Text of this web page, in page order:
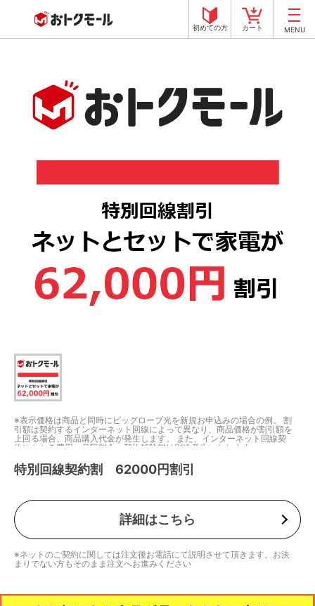
MENU
初めての方 カート
特別回線契約割 62000円割引
※表示価格は商品と同時にビッグローブ光を新規お申込みの場合の例。 割
引額は契約するインターネット回線によって異なり、商品価格が割引額を
上回る場合、商品購入代金が発生します。 また、インターネット回線契
約にかかる費用、月額料金、契約解除料は別途発生いたします。
詳細はこちら
※ネットのご契約に関しては注文後お電話にて説明させて頂きます。お決
まりでない方もそのまま注文へお進みください